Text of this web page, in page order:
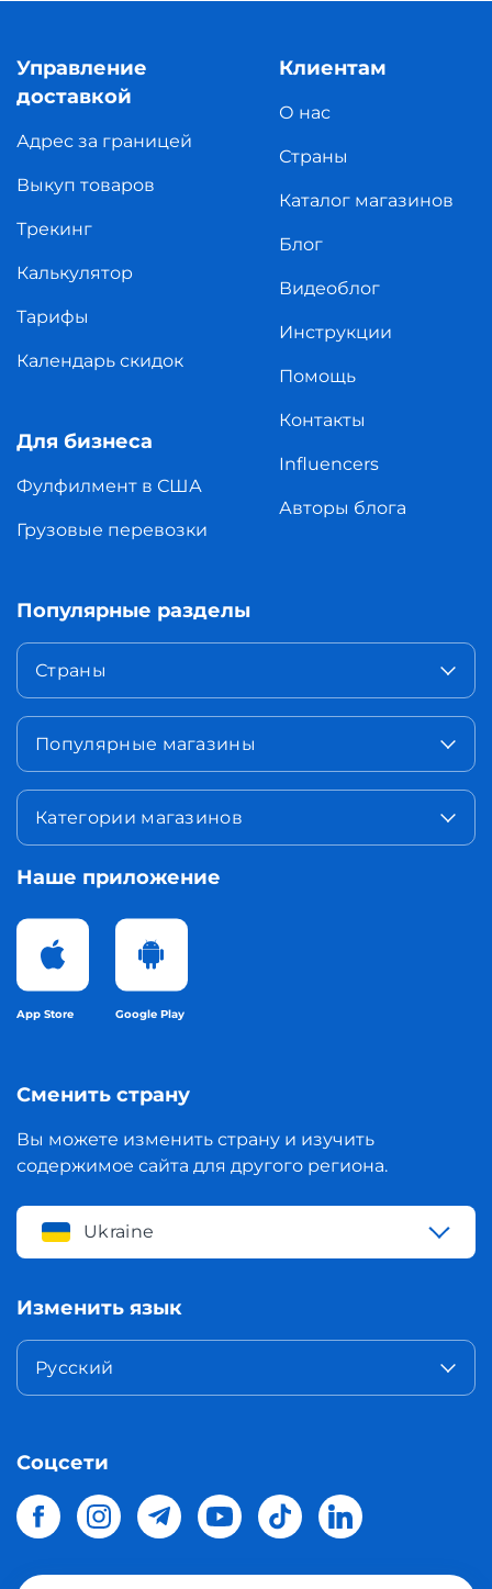
Управление
доставкой
Адрес за границей
Выкуп товаров
Трекинг
Калькулятор
Тарифы
Календарь скидок
Для бизнеса
Фулфилмент в США
Грузовые перевозки
Клиентам
О нас
Страны
Каталог магазинов
Блог
Видеоблог
Инструкции
Помощь
Контакты
Influencers
Авторы блога
Популярные разделы
Страны
Популярные магазины
Категории магазинов
Наше приложение
App Store Google Play
Сменить страну
Вы можете изменить страну и изучить
содержимое сайта для другого региона.
Ukraine
Изменить язык
Русский
Соцсети